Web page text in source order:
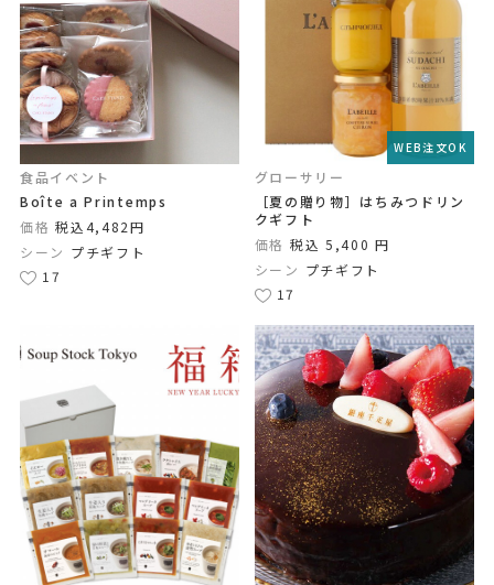
食品イベント
Boîte a Printemps
価格 税込4,482円
シーン プチギフト
17
WEB注文OK
グローサリー
［夏の贈り物］はちみつドリン
クギフト
価格 税込 5,400 円
シーン プチギフト
17